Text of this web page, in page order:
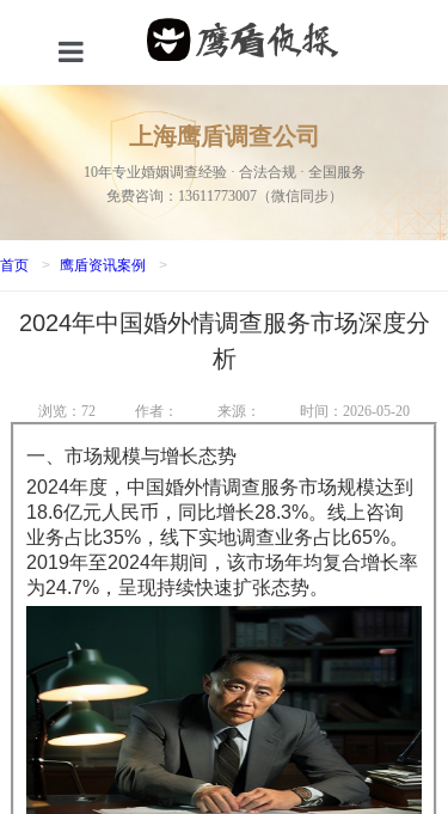
关于我们
新闻资讯
成功案例
网站地图
上海鹰盾调查公司
10年专业婚姻调查经验 · 合法合规 · 全国服务
免费咨询：13611773007（微信同步）
首页 > 鹰盾资讯案例 >
2024年中国婚外情调查服务市场深度分
析
浏览： 72 作者： 来源： 时间：2026-05-20
一、市场规模与增长态势
2024年度，中国婚外情调查服务市场规模达到
18.6亿元人民币，同比增长28.3%。线上咨询
业务占比35%，线下实地调查业务占比65%。
2019年至2024年期间，该市场年均复合增长率
为24.7%，呈现持续快速扩张态势。